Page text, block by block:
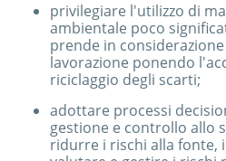
privilegiare l'utilizzo di
ambientale poco
prende in
lavorazione ponendo
riciclaggio degli scarti;
adottare processi
gestione e controllo allo
ridurre i rischi alla fonte,